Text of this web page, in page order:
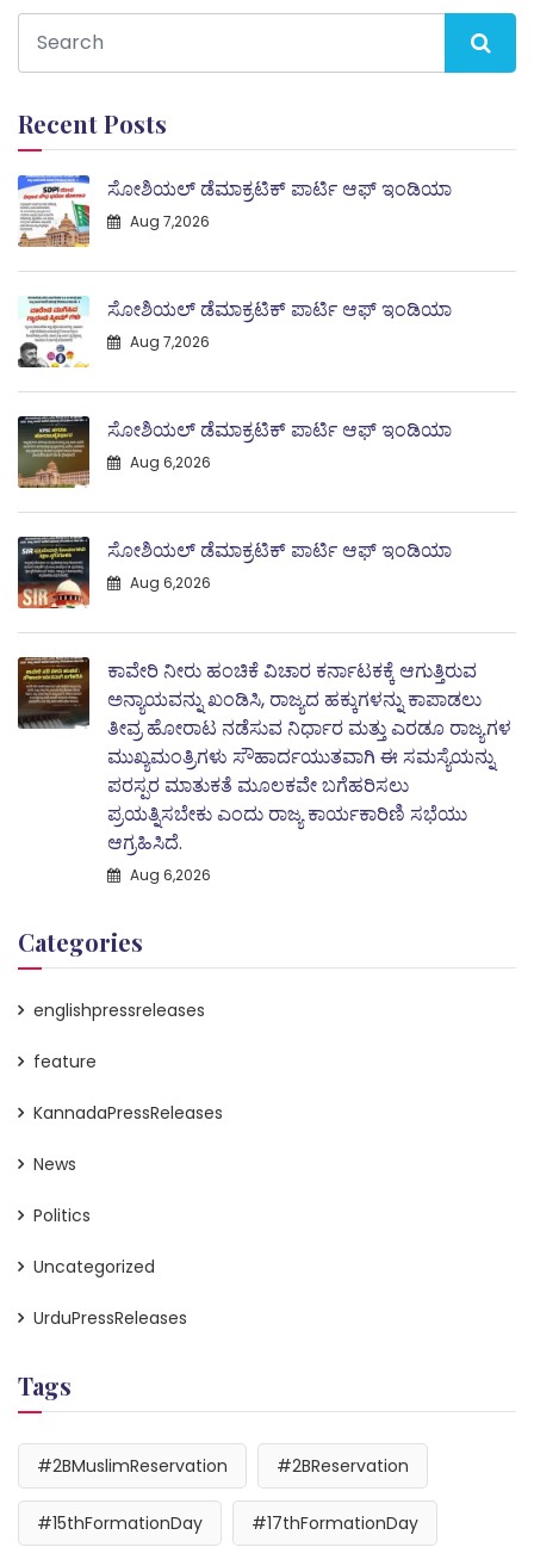
Recent Posts
ಸೋಶಿಯಲ್ ಡೆಮಾಕ್ರಟಿಕ್ ಪಾರ್ಟಿ ಆಫ್ ಇಂಡಿಯಾ
Aug 7,2026
ಸೋಶಿಯಲ್ ಡೆಮಾಕ್ರಟಿಕ್ ಪಾರ್ಟಿ ಆಫ್ ಇಂಡಿಯಾ
Aug 7,2026
ಸೋಶಿಯಲ್ ಡೆಮಾಕ್ರಟಿಕ್ ಪಾರ್ಟಿ ಆಫ್ ಇಂಡಿಯಾ
Aug 6,2026
ಸೋಶಿಯಲ್ ಡೆಮಾಕ್ರಟಿಕ್ ಪಾರ್ಟಿ ಆಫ್ ಇಂಡಿಯಾ
Aug 6,2026
ಕಾವೇರಿ ನೀರು ಹಂಚಿಕೆ ವಿಚಾರ ಕರ್ನಾಟಕಕ್ಕೆ ಆಗುತ್ತಿರುವ
ಅನ್ಯಾಯವನ್ನು ಖಂಡಿಸಿ, ರಾಜ್ಯದ ಹಕ್ಕುಗಳನ್ನು ಕಾಪಾಡಲು
ತೀವ್ರ ಹೋರಾಟ ನಡೆಸುವ ನಿರ್ಧಾರ ಮತ್ತು ಎರಡೂ ರಾಜ್ಯಗಳ
ಮುಖ್ಯಮಂತ್ರಿಗಳು ಸೌಹಾರ್ದಯುತವಾಗಿ ಈ ಸಮಸ್ಯೆಯನ್ನು
ಪರಸ್ಪರ ಮಾತುಕತೆ ಮೂಲಕವೇ ಬಗೆಹರಿಸಲು
ಪ್ರಯತ್ನಿಸಬೇಕು ಎಂದು ರಾಜ್ಯ ಕಾರ್ಯಕಾರಿಣಿ ಸಭೆಯು
ಆಗ್ರಹಿಸಿದೆ.
Aug 6,2026
Categories
englishpressreleases
feature
KannadaPressReleases
News
Politics
Uncategorized
UrduPressReleases
Tags
#2BMuslimReservation #2BReservation
#15thFormationDay #17thFormationDay